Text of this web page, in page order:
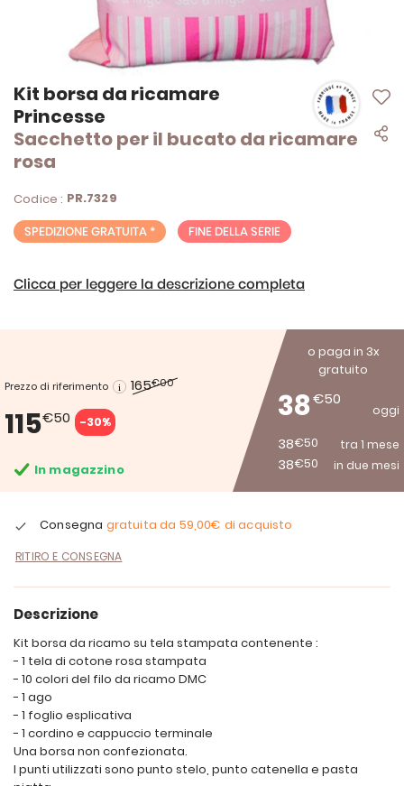
Kit borsa da ricamare
Princesse
Sacchetto per il bucato da ricamare
rosa
Codice : PR.7329
SPEDIZIONE GRATUITA * FINE DELLA SERIE
Clicca per leggere la descrizione completa
Prezzo di riferimento 165€00
115€50 -30%
o paga in 3x
gratuito
38€50
oggi
38€50 tra 1 mese
38€50 in due mesi
In magazzino
Consegna gratuita da 59,00€ di acquisto
RITIRO E CONSEGNA
Vai
all'inizio
della
galleria
di
Descrizione
Kit borsa da ricamo su tela stampata contenente :
- 1 tela di cotone rosa stampata
- 10 colori del filo da ricamo DMC
- 1 ago
- 1 foglio esplicativa
- 1 cordino e cappuccio terminale
Una borsa non confezionata.
I punti utilizzati sono punto stelo, punto catenella e pasta